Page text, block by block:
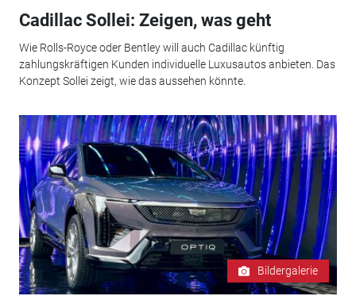
Cadillac Sollei: Zeigen, was geht
Wie Rolls-Royce oder Bentley will auch Cadillac künftig
zahlungskräftigen Kunden individuelle Luxusautos anbieten. Das
Konzept Sollei zeigt, wie das aussehen könnte.
Bildergalerie